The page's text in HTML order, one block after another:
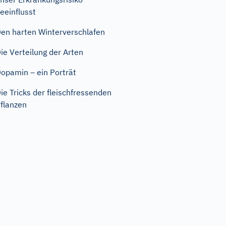
harten Winterverschlafen
Verteilung der Arten
– ein Porträt
Tricks der fleischfressenden